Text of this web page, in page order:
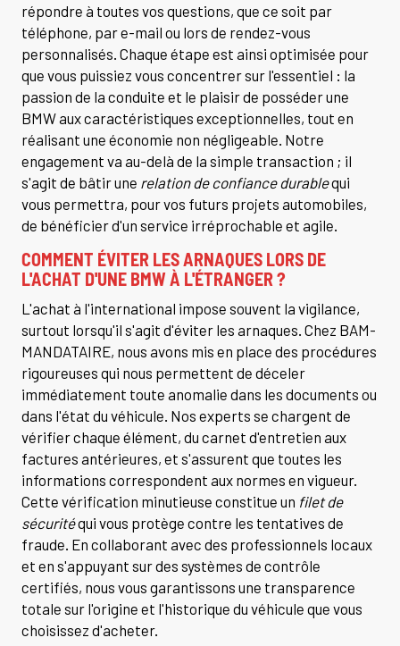
répondre à toutes vos questions, que ce soit par
téléphone, par e-mail ou lors de rendez-vous
personnalisés. Chaque étape est ainsi optimisée pour
que vous puissiez vous concentrer sur l'essentiel : la
passion de la conduite et le plaisir de posséder une
BMW aux caractéristiques exceptionnelles, tout en
réalisant une économie non négligeable. Notre
engagement va au-delà de la simple transaction ; il
s'agit de bâtir une relation de confiance durablequi
vous permettra, pour vos futurs projets automobiles,
de bénéficier d'un service irréprochable et agile.
COMMENT ÉVITER LES ARNAQUES LORS DE
L'ACHAT D'UNE BMW À L'ÉTRANGER ?
L'achat à l'international impose souvent la vigilance,
surtout lorsqu'il s'agit d'éviter les arnaques. Chez BAM-
MANDATAIRE, nous avons mis en place des procédures
rigoureuses qui nous permettent de déceler
immédiatement toute anomalie dans les documents ou
dans l'état du véhicule. Nos experts se chargent de
vérifier chaque élément, du carnet d'entretien aux
factures antérieures, et s'assurent que toutes les
informations correspondent aux normes en vigueur.
Cette vérification minutieuse constitue un filet de
sécuritéqui vous protège contre les tentatives de
fraude. En collaborant avec des professionnels locaux
et en s'appuyant sur des systèmes de contrôle
certifiés, nous vous garantissons une transparence
totale sur l'origine et l'historique du véhicule que vous
choisissez d'acheter.